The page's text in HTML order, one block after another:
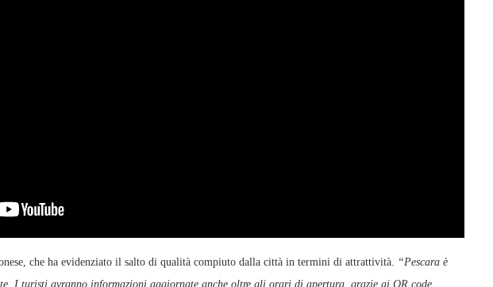
che ha evidenziato il salto di qualità compiuto dalla città in termini di attrattività.
“Pescara è
I turisti avranno informazioni aggiornate anche oltre gli orari di apertura, grazie ai QR code